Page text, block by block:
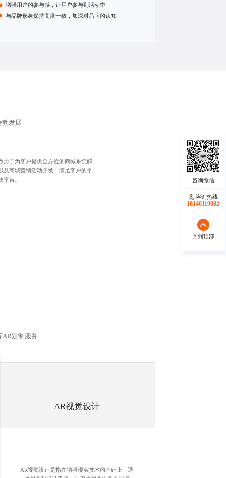
增强用户的参与感，让用户参与到活动中
与品牌形象保持高度一致，加深对品牌的认知
勃发展
力于为客户提供全方位的商城系统解
及商城营销活动开发，满足客户的个
台。
AR定制服务
AR视觉设计
AR视觉设计是指在增强现实技术的基础上，通
咨询热线
18140119082
回到顶部
咨询热线
18140119082
回到顶部